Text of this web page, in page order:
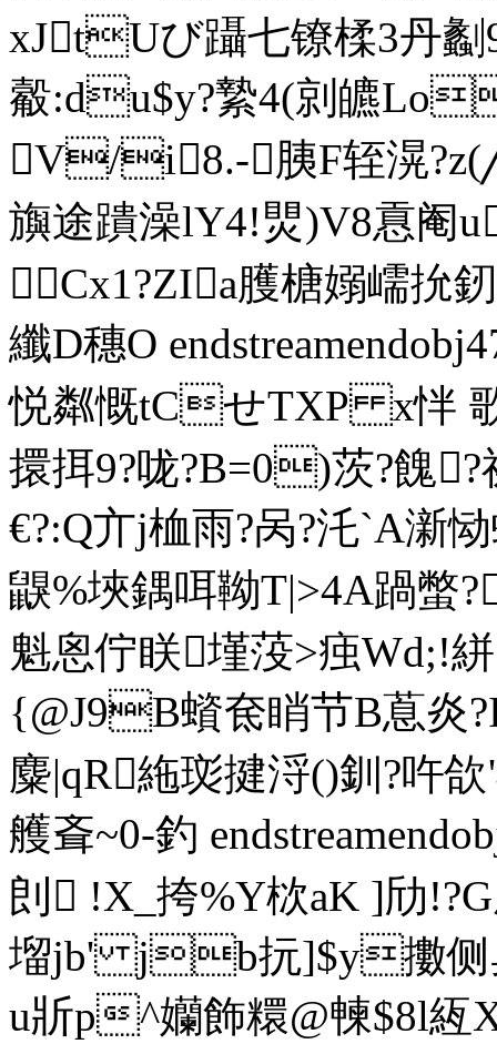
xJtUび躡七镣楺 3
觳:du$y?縶4(剠皫
V/i8.-胰F轾滉
旟途蹪澡lY4!煛)V8慐阉
 Cx1?ZIa臒榶嫋嶿抁
纖D穗O
悦粼慨tCせTXP x怑
擐挕9?咙?B=0)茨?
€?:Q亣j桖雨?呙?汑`A澵恸
鼳%埉鍝咡靿T|>4A踻蟞?
魁恖佇眹墐莈>痋Wd;!絣
{@J9B蠀奃睄节B蒠
麋|qR絁珳揵浖() 釧?
艧斊~ 0-釣
剆 !X_挎%Y栨aK ]劤
塯jb' jb抏]$y擻
u斨p^孏飾糫@朄$8l